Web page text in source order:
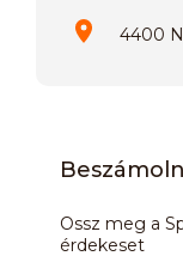
4400
Ossz meg a
érdekeset